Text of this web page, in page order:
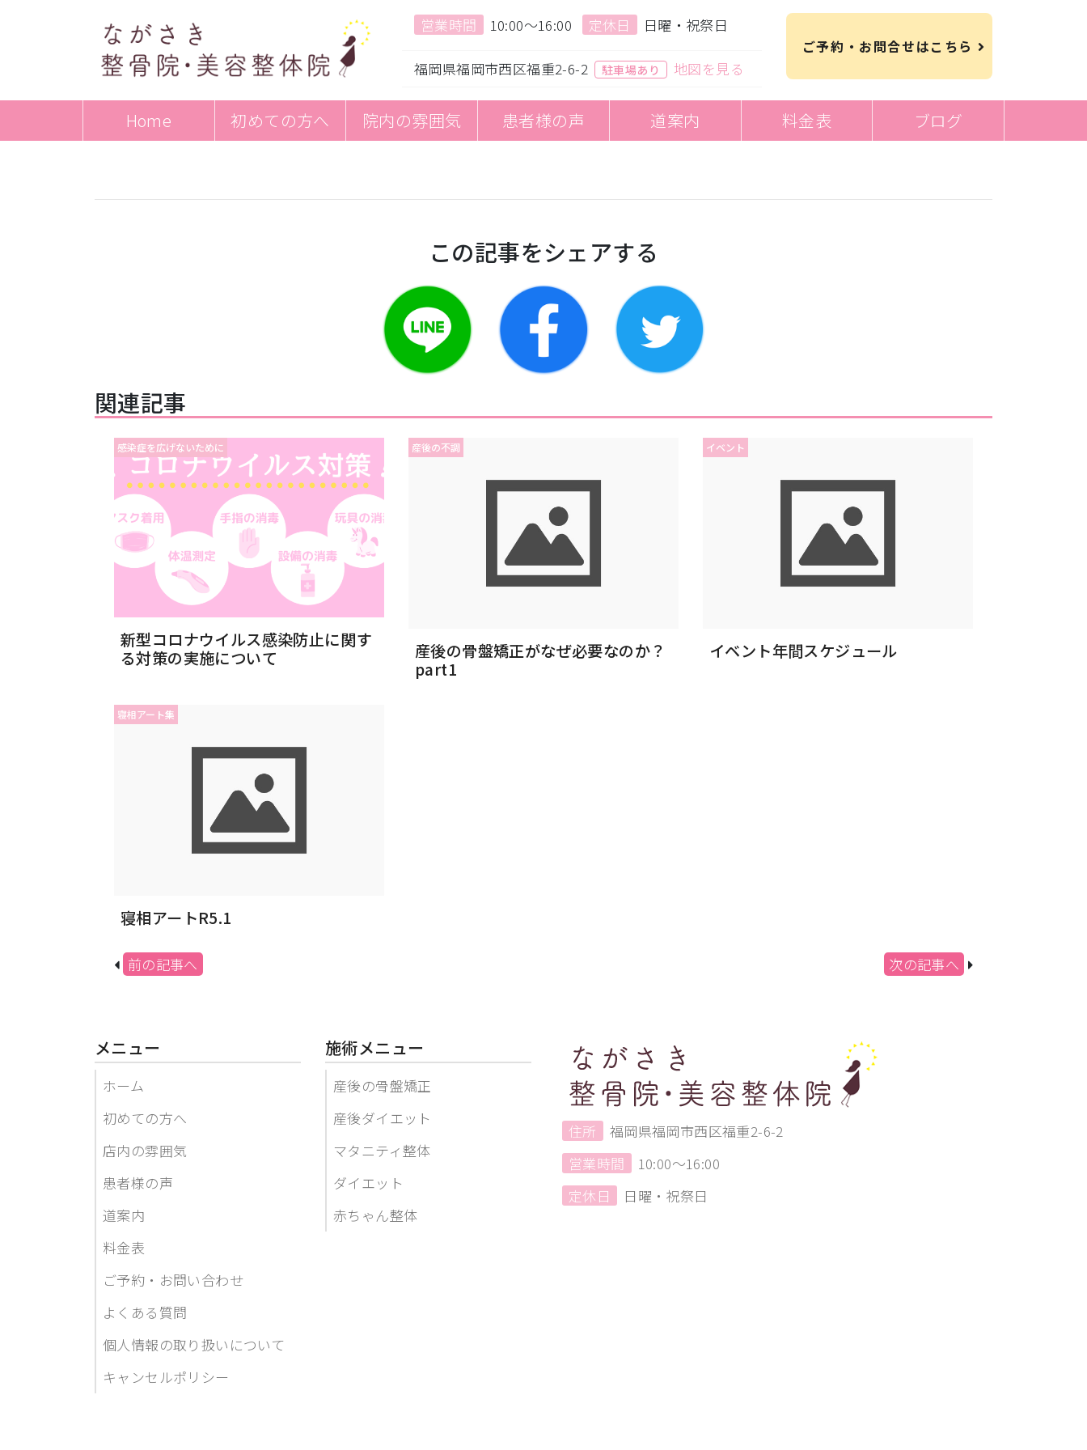
営業時間 10:00〜16:00 定休日 日曜・祝祭日
福岡県福岡市西区福重2-6-2 駐車場あり 地図を見る
ご予約・お問合せはこちら
Home 初めての方へ 院内の雰囲気 患者様の声 道案内 料金表 ブログ
この記事をシェアする
関連記事
感染症を広げないために
新型コロナウイルス感染防止に関す
る対策の実施について
産後の不調
産後の骨盤矯正がなぜ必要なのか？
part1
イベント
イベント年間スケジュール
寝相アート集
寝相アートR5.1
前の記事へ 次の記事へ
メニュー
ホーム
初めての方へ
店内の雰囲気
患者様の声
道案内
料金表
ご予約・お問い合わせ
よくある質問
個人情報の取り扱いについて
キャンセルポリシー
施術メニュー
産後の骨盤矯正
産後ダイエット
マタニティ整体
ダイエット
赤ちゃん整体
住所
福岡県福岡市西区福重2-6-2
営業時間
10:00〜16:00
定休日
日曜・祝祭日